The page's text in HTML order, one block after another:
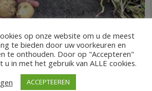
op aardappeloogst
de Jonge Reacties uitgeschakeld
op onze website om u de meest
te bieden door uw voorkeuren en
te onthouden. Door op "Accepteren"
u in met het gebruik van ALLE cookies.
ACCEPTEEREN